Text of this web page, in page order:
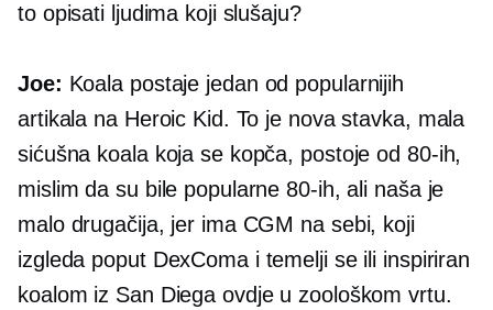
to opisati ljudima koji slušaju?
Joe: Koala postaje jedan od popularnijih
artikala na Heroic Kid. To je nova stavka, mala
sićušna koala koja se kopča, postoje od 80-ih,
mislim da su bile popularne 80-ih, ali naša je
malo drugačija, jer ima CGM na sebi, koji
izgleda poput DexComa i temelji se ili inspiriran
koalom iz San Diega ovdje u zoološkom vrtu.